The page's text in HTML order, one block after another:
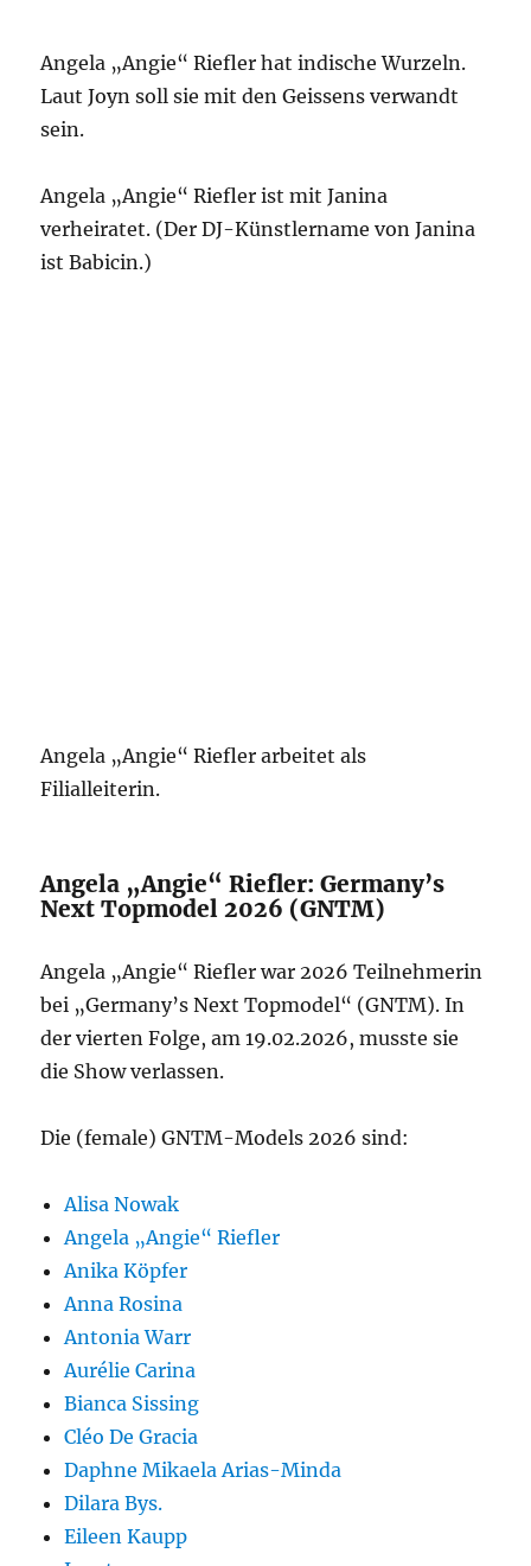
Angela „Angie“ Riefler hat indische Wurzeln.
Laut Joyn soll sie mit den Geissens verwandt
sein.
Angela „Angie“ Riefler ist mit Janina
verheiratet. (Der DJ-Künstlername von Janina
ist Babicin.)
Angela „Angie“ Riefler arbeitet als
Filialleiterin.
Angela „Angie“ Riefler: Germany’s
Next Topmodel 2026 (GNTM)
Angela „Angie“ Riefler war 2026 Teilnehmerin
bei „Germany’s Next Topmodel“ (GNTM). In
der vierten Folge, am 19.02.2026, musste sie
die Show verlassen.
Die (female) GNTM-Models 2026 sind:
Alisa Nowak
Angela „Angie“ Riefler
Anika Köpfer
Anna Rosina
Antonia Warr
Aurélie Carina
Bianca Sissing
Cléo De Gracia
Daphne Mikaela Arias-Minda
Dilara Bys.
Eileen Kaupp